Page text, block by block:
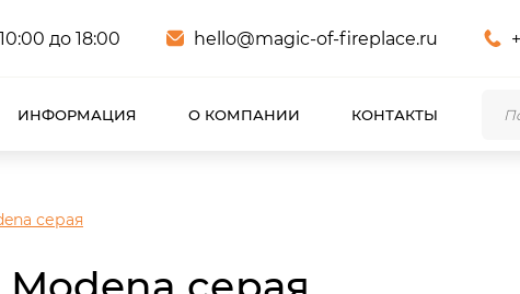
до 18:00
hello@magic-of-fireplace.ru
ИНФОРМАЦИЯ О КОМПАНИИ КОНТАКТЫ
серая